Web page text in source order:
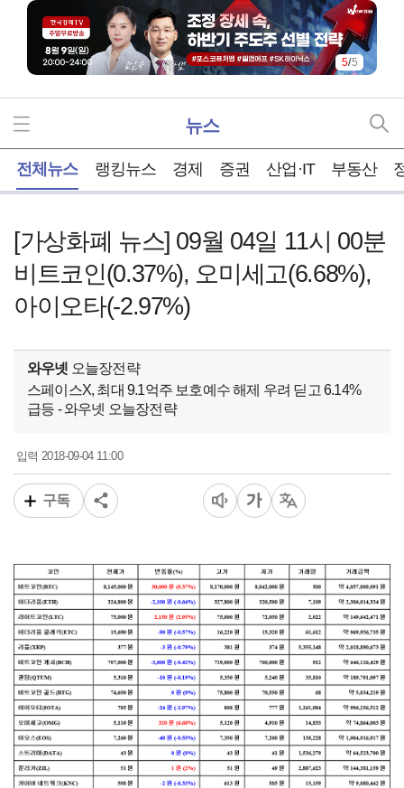
5/5
뉴스
전체뉴스 랭킹뉴스 경제 증권 산업·IT 부동산
[가상화폐 뉴스] 09월 04일 11시 00분
비트코인(0.37%), 오미세고(6.68%),
아이오타(-2.97%)
와우넷 오늘장전략
스페이스X, 최대 9.1억주 보호예수 해제 우려 딛고 6.14%
급등 - 와우넷 오늘장전략
입력2018-09-04 11:00
구독